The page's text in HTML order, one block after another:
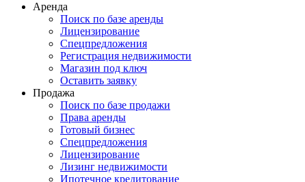
Аренда
Поиск по базе аренды
Лицензирование
Спецпредложения
Регистрация недвижимости
Магазин под ключ
Оставить заявку
Продажа
Поиск по базе продажи
Права аренды
Готовый бизнес
Спецпредложения
Лицензирование
Лизинг недвижимости
Ипотечное кредитование